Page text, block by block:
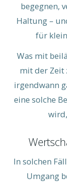
begegnen,
Haltung –
für
Was mit
mit der Zeit
irgendwann
eine solche
In solchen
Umgang